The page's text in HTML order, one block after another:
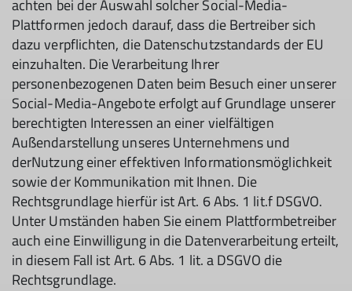
achten bei der Auswahl solcher Social-Media-
Plattformen jedoch darauf, dass die Bertreiber sich
dazu verpflichten, die Datenschutzstandards der EU
einzuhalten. Die Verarbeitung Ihrer
personenbezogenen Daten beim Besuch einer unserer
Social-Media-Angebote erfolgt auf Grundlage unserer
berechtigten Interessen an einer vielfältigen
Außendarstellung unseres Unternehmens und
derNutzung einer effektiven Informationsmöglichkeit
sowie der Kommunikation mit Ihnen. Die
Rechtsgrundlage hierfür ist Art. 6 Abs. 1 lit.f DSGVO.
Unter Umständen haben Sie einem Plattformbetreiber
auch eine Einwilligung in die Datenverarbeitung erteilt,
in diesem Fall ist Art. 6 Abs. 1 lit. a DSGVO die
Rechtsgrundlage.